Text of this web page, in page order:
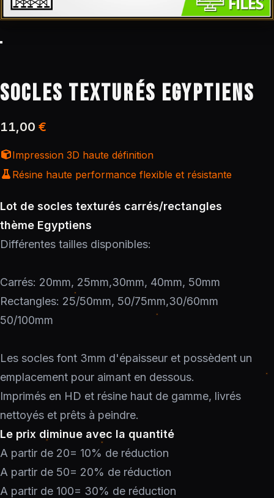
SOCLES TEXTURÉS EGYPTIENS
11,00 €
Impression 3D haute définition
Résine haute performance flexible et résistante
Lot de socles texturés carrés/rectangles
thème Egyptiens
Différentes tailles disponibles:
Carrés: 20mm, 25mm,30mm, 40mm, 50mm
Rectangles: 25/50mm, 50/75mm,30/60mm
50/100mm
Les socles font 3mm d'épaisseur et possèdent un
emplacement pour aimant en dessous.
Imprimés en HD et résine haut de gamme, livrés
nettoyés et prêts à peindre.
Le prix diminue avec la quantité
A partir de 20= 10% de réduction
A partir de 50= 20% de réduction
A partir de 100= 30% de réduction